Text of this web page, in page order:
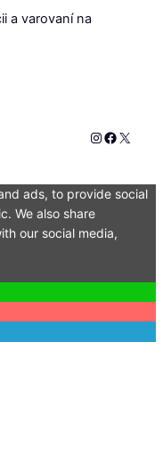
a varovaní na
Instagram
X
ads, to provide social
We also share
our social media,